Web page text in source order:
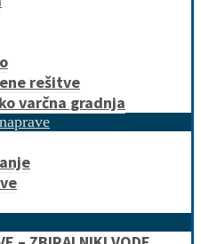
rešitve
varčna gradnja